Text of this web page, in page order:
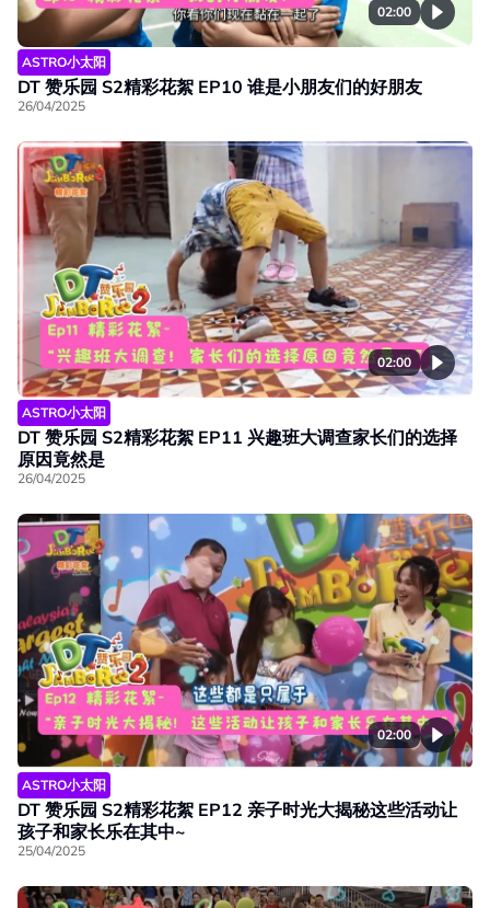
02:00
ASTRO小太阳
DT 赞乐园 S2精彩花絮 EP10 谁是小朋友们的好朋友
26/04/2025
02:00
ASTRO小太阳
DT 赞乐园 S2精彩花絮 EP11 兴趣班大调查家长们的选择
原因竟然是
26/04/2025
02:00
ASTRO小太阳
DT 赞乐园 S2精彩花絮 EP12 亲子时光大揭秘这些活动让
孩子和家长乐在其中~
25/04/2025